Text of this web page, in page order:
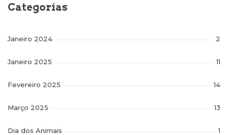
Categorias
Janeiro 2024 2
Janeiro 2025 11
Fevereiro 2025 14
Março 2025 13
Dia dos Animais 1